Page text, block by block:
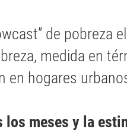
de pobreza
medida en
en hogares
los meses y la